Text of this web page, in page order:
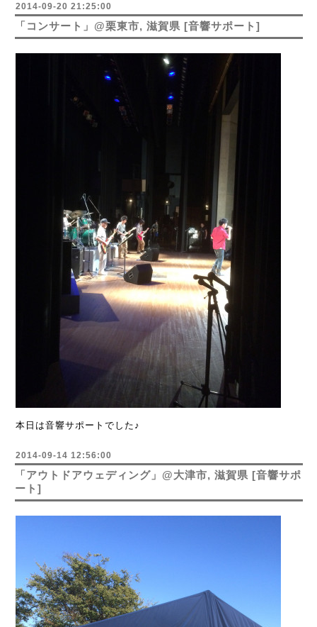
2014-09-20 21:25:00
「コンサート」@栗東市, 滋賀県 [音響サポート]
本日は音響サポートでした♪
2014-09-14 12:56:00
「アウトドアウェディング」@大津市, 滋賀県 [音響サポ
ート]